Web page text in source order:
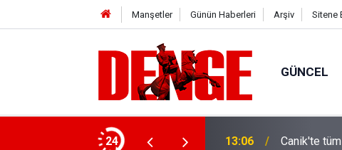
Manşetler Günün Haberleri Arşiv Sitene
GÜNCEL
24 13:06 Canik'te